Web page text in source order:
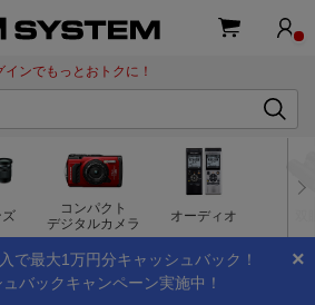
インでもっとおトクに！
コンパクト
デジタルカメラ
オーディオ
×
で最大1万円分キャッシュバック！
バックキャンペーン実施中！